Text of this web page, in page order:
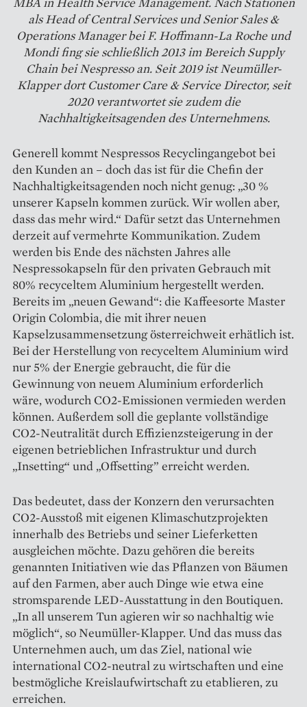
als Head of Central Services und Senior Sales &
Operations Manager bei F. Hoffmann-La Roche und
Mondi fing sie schließlich 2013 im Bereich Supply
Chain bei Nespresso an. Seit 2019 ist Neumüller-
Klapper dort Customer Care & Service Director, seit
2020 verantwortet sie zudem die
Nachhaltigkeitsagenden des Unternehmens.
Generell kommt Nespressos Recyclingangebot bei
den Kunden an – doch das ist für die Chefin der
Nachhaltigkeitsagenden noch nicht genug: „30 %
unserer Kapseln kommen zurück. Wir wollen aber,
dass das mehr wird.“ Dafür setzt das Unternehmen
derzeit auf vermehrte Kommunikation. Zudem
werden bis Ende des nächsten Jahres alle
Nespressokapseln für den privaten Gebrauch mit
80% recyceltem Aluminium hergestellt werden.
Bereits im „neuen Gewand“: die Kaffeesorte Master
Origin Colombia, die mit ihrer neuen
Kapselzusammensetzung österreichweit erhätlich ist.
Bei der Herstellung von recyceltem Aluminium wird
nur 5% der Energie gebraucht, die für die
Gewinnung von neuem Aluminium erforderlich
wäre, wodurch CO2-Emissionen vermieden werden
können. Außerdem soll die geplante vollständige
CO2-Neutralität durch Effizienzsteigerung in der
eigenen betrieblichen Infrastruktur und durch
„Insetting“ und „Offsetting” erreicht werden.
Das bedeutet, dass der Konzern den verursachten
CO2-Ausstoß mit eigenen Klimaschutzprojekten
innerhalb des Betriebs und seiner Lieferketten
ausgleichen möchte. Dazu gehören die bereits
genannten Initiativen wie das Pflanzen von Bäumen
auf den Farmen, aber auch Dinge wie etwa eine
stromsparende LED-Ausstattung in den Boutiquen.
„In all unserem Tun agieren wir so nachhaltig wie
möglich“, so Neumüller-Klapper. Und das muss das
Unternehmen auch, um das Ziel, national wie
international CO2-neu­tral zu wirtschaften und eine
bestmögliche Kreislaufwirtschaft zu etablieren, zu
erreichen.